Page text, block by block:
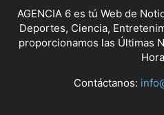
AGENCIA 6 es tú Web de
Deportes, Ciencia,
proporcionamos las Últimas
Contáctanos: